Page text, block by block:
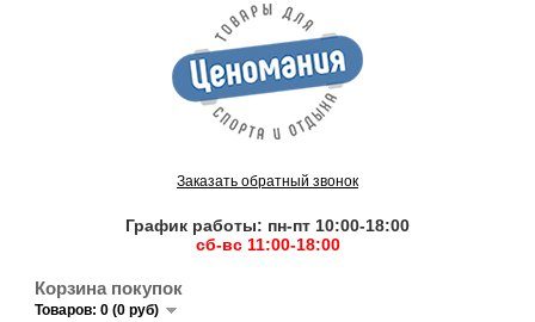
Заказать обратный звонок
График работы: пн-пт 10:00-18:00
сб-вс 11:00-18:00
Корзина покупок
Товаров: 0 (0 руб)